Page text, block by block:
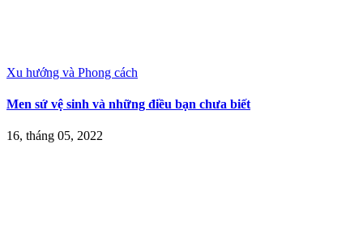
Xu hướng và Phong cách
Men sứ vệ sinh và những điều bạn chưa biết
16, tháng 05, 2022